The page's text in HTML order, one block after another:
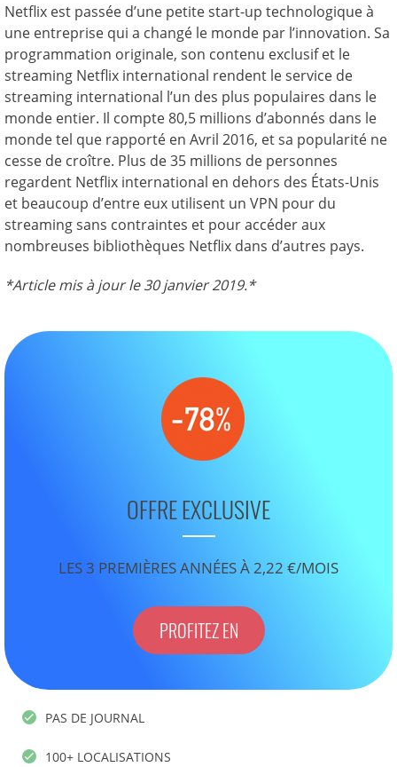
Netflix est passée d’une petite start-up technologique à
une entreprise qui a changé le monde par l’innovation. Sa
programmation originale, son contenu exclusif et le
streaming Netflix international rendent le service de
streaming international l’un des plus populaires dans le
monde entier. Il compte 80,5 millions d’abonnés dans le
monde tel que rapporté en Avril 2016, et sa popularité ne
cesse de croître. Plus de 35 millions de personnes
regardent Netflix international en dehors des États-Unis
et beaucoup d’entre eux utilisent un VPN pour du
streaming sans contraintes et pour accéder aux
nombreuses bibliothèques Netflix dans d’autres pays.
*Article mis à jour le 30 janvier 2019.*
OFFRE EXCLUSIVE
LES 3 PREMIÈRES ANNÉES À 2,22 €/MOIS
PROFITEZ EN
PAS DE JOURNAL
100+ LOCALISATIONS